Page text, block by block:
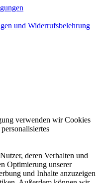
und Widerrufsbelehrung
verwenden wir Cookies
deren Verhalten und
Optimierung unserer
und Inhalte anzuzeigen